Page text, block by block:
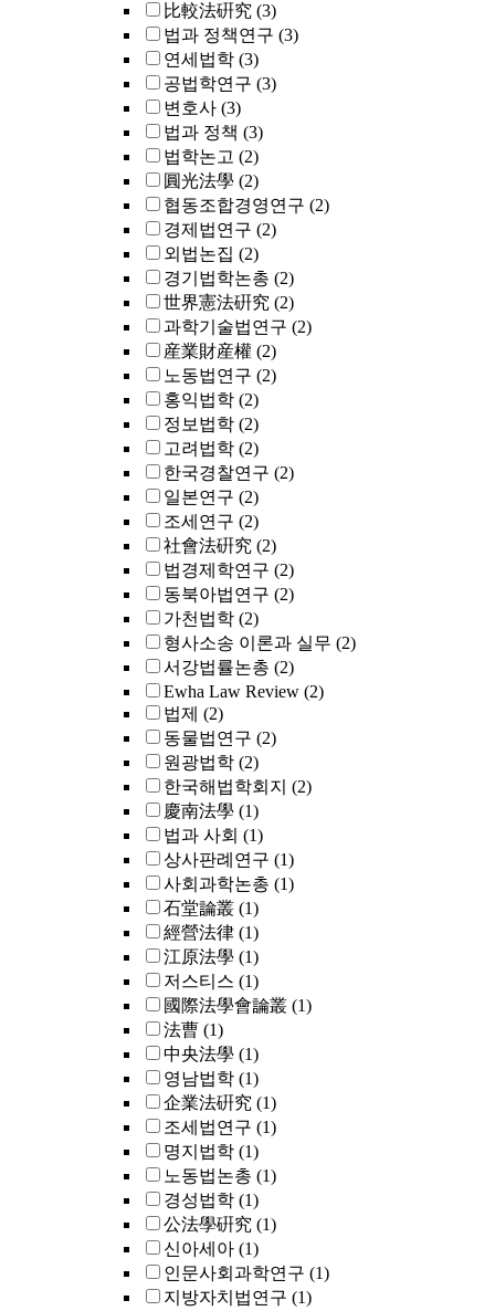
比較法硏究 (3)
법과 정책연구 (3)
연세법학 (3)
공법학연구 (3)
변호사 (3)
법과 정책 (3)
법학논고 (2)
圓光法學 (2)
협동조합경영연구 (2)
경제법연구 (2)
외법논집 (2)
경기법학논총 (2)
世界憲法硏究 (2)
과학기술법연구 (2)
産業財産權 (2)
노동법연구 (2)
홍익법학 (2)
정보법학 (2)
고려법학 (2)
한국경찰연구 (2)
일본연구 (2)
조세연구 (2)
社會法硏究 (2)
법경제학연구 (2)
동북아법연구 (2)
가천법학 (2)
형사소송 이론과 실무 (2)
서강법률논총 (2)
Ewha Law Review (2)
법제 (2)
동물법연구 (2)
원광법학 (2)
한국해법학회지 (2)
慶南法學 (1)
법과 사회 (1)
상사판례연구 (1)
사회과학논총 (1)
石堂論叢 (1)
經營法律 (1)
江原法學 (1)
저스티스 (1)
國際法學會論叢 (1)
法曹 (1)
中央法學 (1)
영남법학 (1)
企業法硏究 (1)
조세법연구 (1)
명지법학 (1)
노동법논총 (1)
경성법학 (1)
公法學硏究 (1)
신아세아 (1)
인문사회과학연구 (1)
지방자치법연구 (1)